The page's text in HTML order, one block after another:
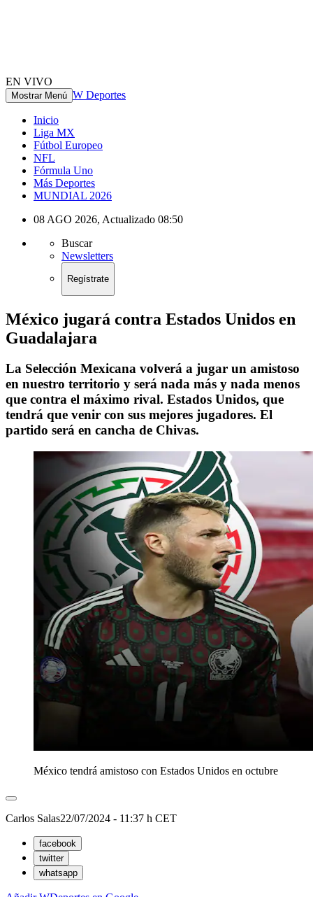
EN VIVO
Mostrar Menú W Deportes
Inicio
Liga MX
Fútbol Europeo
NFL
Fórmula Uno
Más Deportes
MUNDIAL 2026
08 AGO 2026, Actualizado 08:50
Buscar
Newsletters
Regístrate
México jugará contra Estados Unidos en
Guadalajara
La Selección Mexicana volverá a jugar un amistoso
en nuestro territorio y será nada más y nada menos
que contra el máximo rival. Estados Unidos, que
tendrá que venir con sus mejores jugadores. El
partido será en cancha de Chivas.
México tendrá amistoso con Estados Unidos en octubre
Carlos Salas22/07/2024 - 11:37 h CET
facebook
twitter
whatsapp